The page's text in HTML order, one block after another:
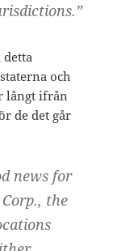
detta
och
långt ifrån
de det går
news for
the